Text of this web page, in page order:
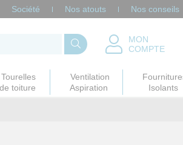
Société Nos atouts Nos conseils
MON
COMPTE
Tourelles
de toiture
Ventilation
Aspiration
Isolants